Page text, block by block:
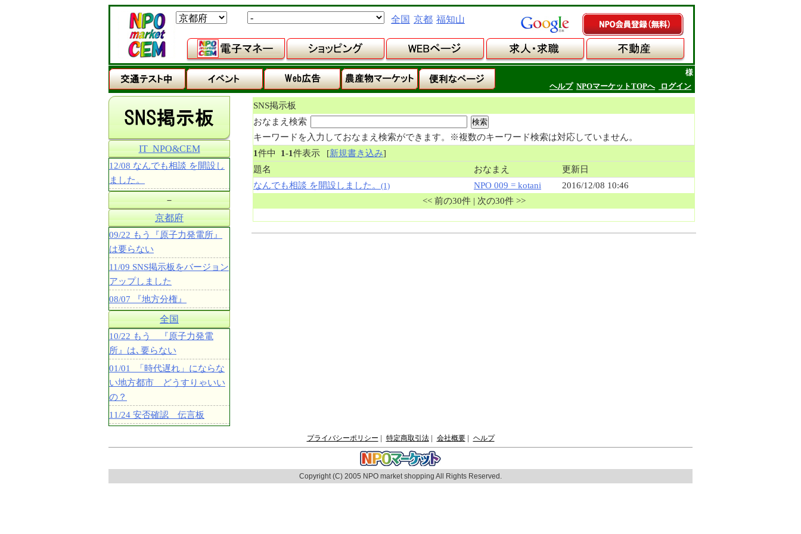
全国 京都 福知山
様
ヘルプ NPOマーケットTOPへ ログイン
SNS掲示板
おなまえ検索
キーワードを入力しておなまえ検索ができます。※複数のキーワード検索は対応していません。
1件中 1-1件表示 [新規書き込み]
題名
おなまえ
更新日
なんでも相談 を開設しました。 (1) NPO 009 = kotani
2016/12/08 10:46
<< 前の30件 | 次の30件 >>
IT_NPO&CEM
12/08 なんでも相談 を開設し
ました。
－
京都府
09/22 もう『原子力発電所』
は要らない
11/09 SNS掲示板をバージョン
アップしました
08/07 『地方分権』
全国
10/22 もう 『原子力発電
所』は､要らない
01/01 「時代遅れ」にならな
い地方都市 どうすりゃいい
の？
11/24 安否確認 伝言板
プライバシーポリシー 特定商取引法| 会社概要| ヘルプ
Copyright (C) 2005 NPO market shopping All Rights Reserved.